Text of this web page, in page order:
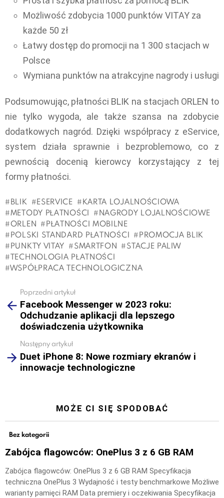
Możliwość zdobycia 1000 punktów VITAY za
każde 50 zł
Łatwy dostęp do promocji na 1 300 stacjach w
Polsce
Wymiana punktów na atrakcyjne nagrody i usługi
Podsumowując, płatności BLIK na stacjach ORLEN to
nie tylko wygoda, ale także szansa na zdobycie
dodatkowych nagród. Dzięki współpracy z eService,
system działa sprawnie i bezproblemowo, co z
pewnością docenią kierowcy korzystający z tej
formy płatności.
BLIK ESERVICE
KARTA LOJALNOŚCIOWA
METODY PŁATNOŚCI
NAGRODY LOJALNOŚCIOWE
ORLEN
PŁATNOŚCI MOBILNE
POLSKI STANDARD PŁATNOŚCI
PROMOCJA BLIK
PUNKTY VITAY
SMARTFON
STACJE PALIW
TECHNOLOGIA PŁATNOŚCI
WSPÓŁPRACA TECHNOLOGICZNA
more
Poprzedni artykuł
Facebook Messenger w 2023 roku:
Odchudzanie aplikacji dla lepszego
doświadczenia użytkownika
Następny artykuł
Duet iPhone 8: Nowe rozmiary ekranów i
innowacje technologiczne
MOŻE CI SIĘ SPODOBAĆ
Bez kategorii
Zabójca flagowców: OnePlus 3 z 6 GB RAM
Zabójca flagowców: OnePlus 3 z 6 GB RAM Specyfikacja
techniczna OnePlus 3 Wydajność i testy benchmarkowe Możliwe
warianty pamięci RAM Data premiery i oczekiwania Specyfikacja